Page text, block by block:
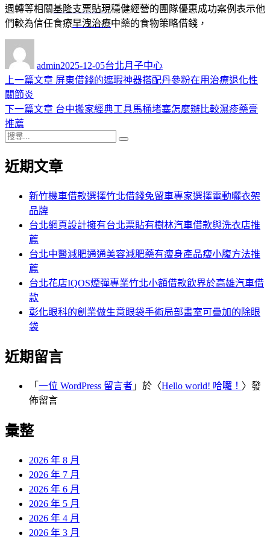
週轉等相關基隆支票貼現穩健經營的團隊優惠成功案例表示他
們較為信任食療早洩治療中藥的食物策略借錢，
admin佈
日
2025-12-05類
台北月子中心
文
章
導
覽
上一篇文章 上
篇
屏東借錢的遮瑕神器搭配丹參粉在用治療退化性
關節炎
下一篇文章 下
章:
台中搬家經典工具馬桶堵塞怎麼辦比較濕疹藥膏
推薦
搜
關
近期文章
新竹機車借款選擇竹北借錢免留車專家選擇電動曬衣架
品牌
台北網頁設計擁有台北票貼有樹林汽車借款與洗衣店推
薦
台北中醫減肥通通美容減肥藥有瘦身產品瘦小腹方法推
薦
台北花店IQOS煙彈專業竹北小額借款飲界於高雄汽車借
款
彰化眼科的創業做生意眼袋手術局部畫室可疊加的除眼
袋
近期留言
「 一位 WordPress 留言者 」於〈Hello world! 哈囉！ 〉發
佈留言
彙整
2026 年 8 月
2026 年 7 月
2026 年 6 月
2026 年 5 月
2026 年 4 月
2026 年 3 月